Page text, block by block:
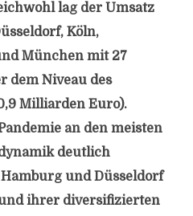
lag der Umsatz
Köln,
München mit 27
dem Niveau des
Milliarden Euro).
an den meisten
deutlich
und Düsseldorf
ihrer diversifizierten